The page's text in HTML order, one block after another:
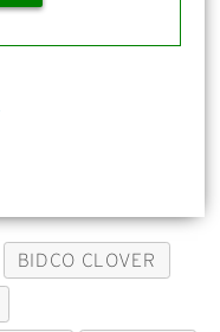
BIDCO CLOVER